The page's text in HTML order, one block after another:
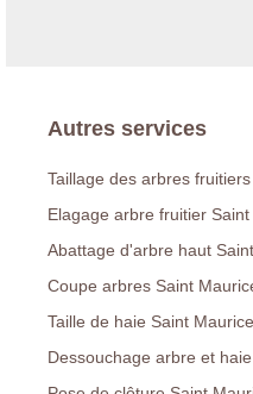
Autres services
Taillage des arbres
Elagage arbre fruitier
Abattage d'arbre haut
Coupe arbres Saint
Taille de haie Saint
Dessouchage arbre et